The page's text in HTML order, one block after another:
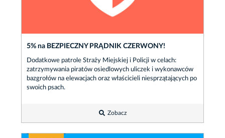
5% na BEZPIECZNY PRĄDNIK CZERWONY!
Dodatkowe patrole Straży Miejskiej i Policji w celach:
zatrzymywania piratów osiedlowych uliczek i wykonawców
bazgrołów na elewacjach oraz właścicieli niesprzątających po
swoich psach.
Zobacz